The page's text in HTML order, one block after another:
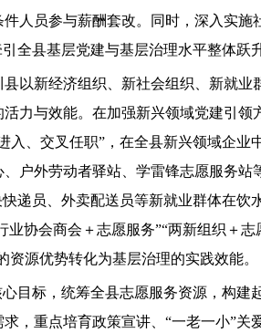
人员参与薪酬套改。同时，深入实施
全县基层党建与基层治理水平整体跃升
以新经济组织、新社会组织、新就
力与效能。在加强新兴领域党建引
入、交叉任职”，在全县新兴领域企
户外劳动者驿站、学雷锋志愿服务
递员、外卖配送员等新就业群体在
业协会商会＋志愿服务”“两新组织＋
源优势转化为基层治理的实践效能。
目标，统筹全县志愿服务资源，构
，重点培育政策宣讲、“一老一小”